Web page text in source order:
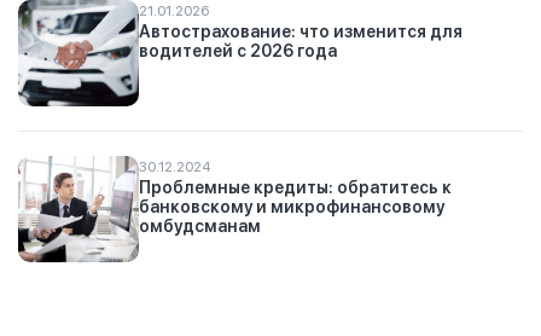
21.01.2026
Автострахование: что изменится для
водителей с 2026 года
30.12.2024
Проблемные кредиты: обратитесь к
банковскому и микрофинансовому
омбудсманам